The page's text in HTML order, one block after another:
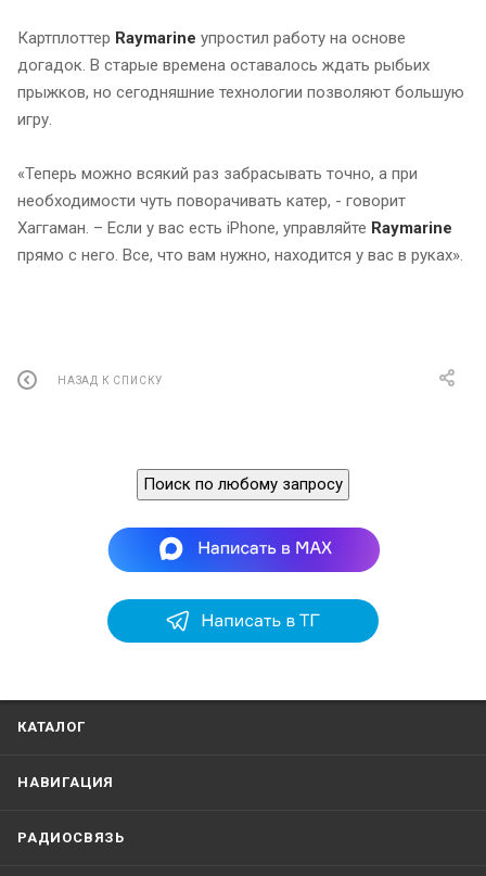
Картплоттер Raymarine упростил работу на основе
догадок. В старые времена оставалось ждать рыбьих
прыжков, но сегодняшние технологии позволяют большую
игру.
«Теперь можно всякий раз забрасывать точно, а при
необходимости чуть поворачивать катер, - говорит
Хаггаман. – Если у вас есть iPhone, управляйте Raymarine
прямо с него. Все, что вам нужно, находится у вас в руках».
НАЗАД К СПИСКУ
Поиск по любому запросу
КАТАЛОГ
НАВИГАЦИЯ
РАДИОСВЯЗЬ